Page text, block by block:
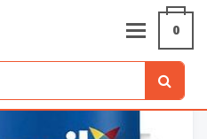
0
BLANCO - 4L - DURACRIL